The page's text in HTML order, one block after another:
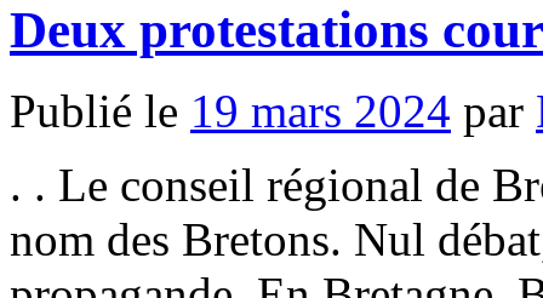
Deux protestations
Publié le 19 mars 2024 par
. . Le conseil régional de
nom des Bretons. Nul